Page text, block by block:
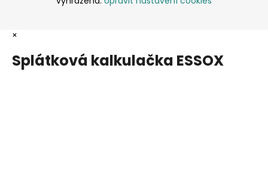
×
Splátková kalkulačka ESSOX